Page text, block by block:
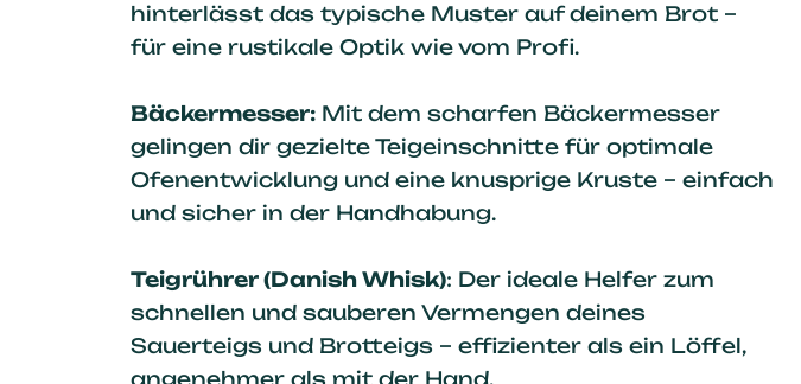
hinterlässt das typische Muster auf deinem Brot –
für eine rustikale Optik wie vom Profi.
Bäckermesser: Mit dem scharfen Bäckermesser
gelingen dir gezielte Teigeinschnitte für optimale
Ofenentwicklung und eine knusprige Kruste – einfach
und sicher in der Handhabung.
Teigrührer (Danish Whisk): Der ideale Helfer zum
schnellen und sauberen Vermengen deines
Sauerteigs und Brotteigs – effizienter als ein Löffel,
angenehmer als mit der Hand.